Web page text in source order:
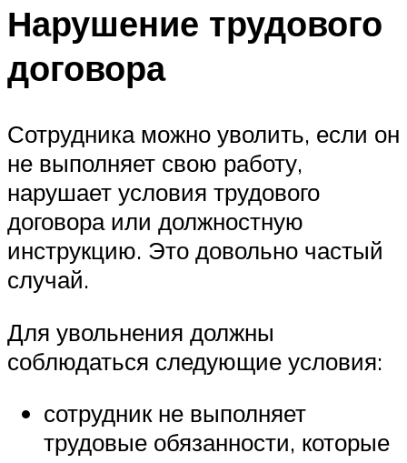
Нарушение трудового
договора
Сотрудника можно уволить, если он
не выполняет свою работу,
нарушает условия трудового
договора или должностную
инструкцию. Это довольно частый
случай.
Для увольнения должны
соблюдаться следующие условия:
сотрудник не выполняет
трудовые обязанности, которые